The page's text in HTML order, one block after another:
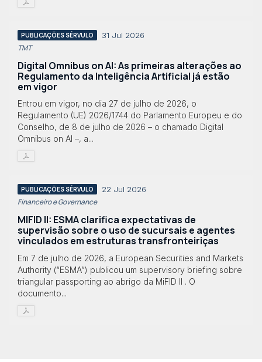
PUBLICAÇÕES SÉRVULO 31 Jul 2026
TMT
Digital Omnibus on AI: As primeiras alterações ao
Regulamento da Inteligência Artificial já estão
em vigor
Entrou em vigor, no dia 27 de julho de 2026, o
Regulamento (UE) 2026/1744 do Parlamento Europeu e do
Conselho, de 8 de julho de 2026 – o chamado Digital
Omnibus on AI –, a...
PUBLICAÇÕES SÉRVULO 22 Jul 2026
Financeiro e Governance
MIFID II: ESMA clarifica expectativas de
supervisão sobre o uso de sucursais e agentes
vinculados em estruturas transfronteiriças
Em 7 de julho de 2026, a European Securities and Markets
Authority (“ESMA”) publicou um supervisory briefing sobre
triangular passporting ao abrigo da MiFID II . O
documento...